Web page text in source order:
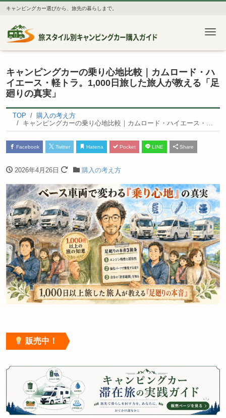
キャンピングカー選びから、旅先の暮らしまで。
キャンピングカーの乗り心地比較｜カムロード・ハ
イエース・軽トラ。1,000日旅した旅人が教える「足
廻りの真実」
TOP
購入の考え方
キャンピングカーの乗り心地比較｜カムロード・ハイエース・軽トラ。1,000日旅した旅人が教える「足廻りの真実」
Facebook Twitter Hatena Pocket LINE Share
2026年4月26日 購入の考え方
販売中！